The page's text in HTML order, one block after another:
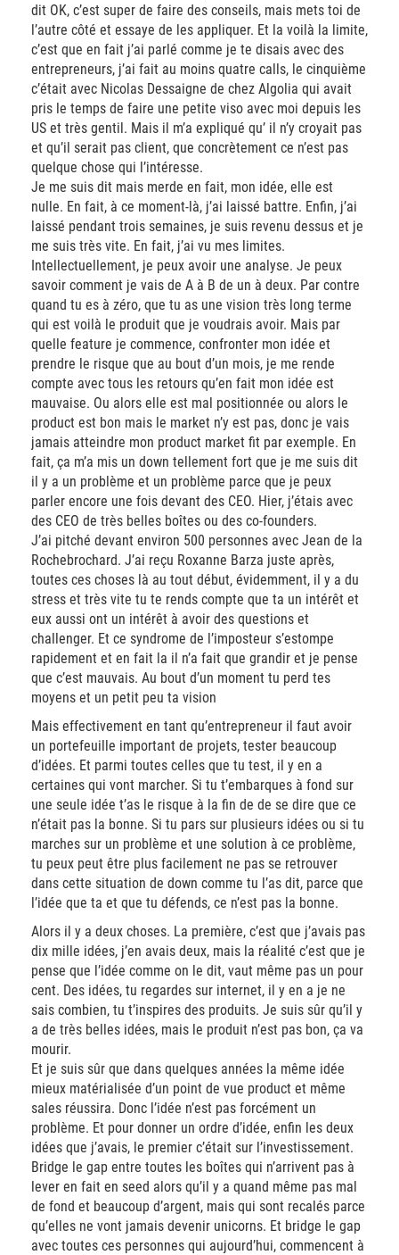
dit OK, c’est super de faire des conseils, mais mets toi de
l’autre côté et essaye de les appliquer. Et la voilà la limite,
c’est que en fait j’ai parlé comme je te disais avec des
entrepreneurs, j’ai fait au moins quatre calls, le cinquième
c’était avec Nicolas Dessaigne de chez Algolia qui avait
pris le temps de faire une petite viso avec moi depuis les
US et très gentil. Mais il m’a expliqué qu’ il n’y croyait pas
et qu’il serait pas client, que concrètement ce n’est pas
quelque chose qui l’intéresse.
Je me suis dit mais merde en fait, mon idée, elle est
nulle. En fait, à ce moment-là, j’ai laissé battre. Enfin, j’ai
laissé pendant trois semaines, je suis revenu dessus et je
me suis très vite. En fait, j’ai vu mes limites.
Intellectuellement, je peux avoir une analyse. Je peux
savoir comment je vais de A à B de un à deux. Par contre
quand tu es à zéro, que tu as une vision très long terme
qui est voilà le produit que je voudrais avoir. Mais par
quelle feature je commence, confronter mon idée et
prendre le risque que au bout d’un mois, je me rende
compte avec tous les retours qu’en fait mon idée est
mauvaise. Ou alors elle est mal positionnée ou alors le
product est bon mais le market n’y est pas, donc je vais
jamais atteindre mon product market fit par exemple. En
fait, ça m’a mis un down tellement fort que je me suis dit
il y a un problème et un problème parce que je peux
parler encore une fois devant des CEO. Hier, j’étais avec
des CEO de très belles boîtes ou des co-founders.
J’ai pitché devant environ 500 personnes avec Jean de la
Rochebrochard. J’ai reçu Roxanne Barza juste après,
toutes ces choses là au tout début, évidemment, il y a du
stress et très vite tu te rends compte que ta un intérêt et
eux aussi ont un intérêt à avoir des questions et
challenger. Et ce syndrome de l’imposteur s’estompe
rapidement et en fait la il n’a fait que grandir et je pense
que c’est mauvais. Au bout d’un moment tu perd tes
moyens et un petit peu ta vision
Mais effectivement en tant qu’entrepreneur il faut avoir
un portefeuille important de projets, tester beaucoup
d’idées. Et parmi toutes celles que tu test, il y en a
certaines qui vont marcher. Si tu t’embarques à fond sur
une seule idée t’as le risque à la fin de de se dire que ce
n’était pas la bonne. Si tu pars sur plusieurs idées ou si tu
marches sur un problème et une solution à ce problème,
tu peux peut être plus facilement ne pas se retrouver
dans cette situation de down comme tu l’as dit, parce que
l’idée que ta et que tu défends, ce n’est pas la bonne.
Alors il y a deux choses. La première, c’est que j’avais pas
dix mille idées, j’en avais deux, mais la réalité c’est que je
pense que l’idée comme on le dit, vaut même pas un pour
cent. Des idées, tu regardes sur internet, il y en a je ne
sais combien, tu t’inspires des produits. Je suis sûr qu’il y
a de très belles idées, mais le produit n’est pas bon, ça va
mourir.
Et je suis sûr que dans quelques années la même idée
mieux matérialisée d’un point de vue product et même
sales réussira. Donc l’idée n’est pas forcément un
problème. Et pour donner un ordre d’idée, enfin les deux
idées que j’avais, le premier c’était sur l’investissement.
Bridge le gap entre toutes les boîtes qui n’arrivent pas à
lever en fait en seed alors qu’il y a quand même pas mal
de fond et beaucoup d’argent, mais qui sont recalés parce
qu’elles ne vont jamais devenir unicorns. Et bridge le gap
avec toutes ces personnes qui aujourd’hui, commencent à